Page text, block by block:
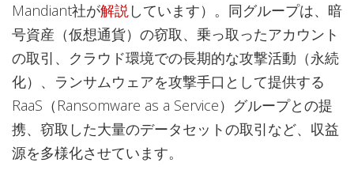
Mandiant社が解説しています）。同グループは、暗
号資産（仮想通貨）の窃取、乗っ取ったアカウント
の取引、クラウド環境での長期的な攻撃活動（永続
化）、ランサムウェアを攻撃手口として提供する
RaaS（Ransomware as a Service）グループとの提
携、窃取した大量のデータセットの取引など、収益
源を多様化させています。